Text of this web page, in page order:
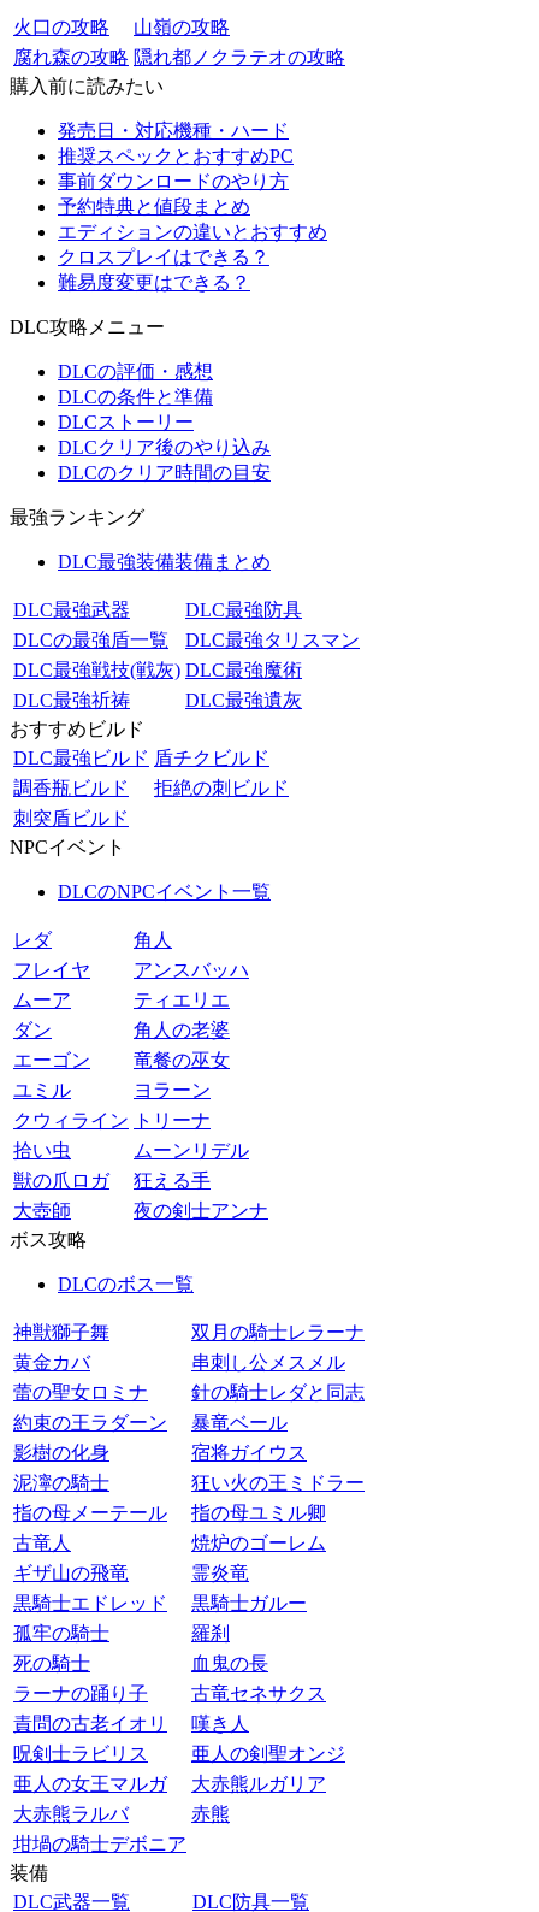
火口の攻略
山嶺の攻略
腐れ森の攻略 隠れ都ノクラテオの攻略
購入前に読みたい
発売日・対応機種・ハード
推奨スペックとおすすめPC
事前ダウンロードのやり方
予約特典と値段まとめ
エディションの違いとおすすめ
クロスプレイはできる？
難易度変更はできる？
DLC攻略メニュー
DLCの評価・感想
DLCの条件と準備
DLCストーリー
DLCクリア後のやり込み
DLCのクリア時間の目安
最強ランキング
DLC最強装備装備まとめ
DLC最強武器
DLC最強防具
DLCの最強盾一覧
DLC最強タリスマン
DLC最強戦技(戦灰) DLC最強魔術
DLC最強祈祷
DLC最強遺灰
おすすめビルド
DLC最強ビルド 盾チクビルド
調香瓶ビルド
拒絶の刺ビルド
刺突盾ビルド
NPCイベント
DLCのNPCイベント一覧
レダ
角人
フレイヤ
アンスバッハ
ムーア
ティエリエ
ダン
角人の老婆
エーゴン
竜餐の巫女
ユミル
ヨラーン
クウィライン
トリーナ
拾い虫
ムーンリデル
獣の爪ロガ
狂える手
大壺師
夜の剣士アンナ
ボス攻略
DLCのボス一覧
神獣獅子舞
双月の騎士レラーナ
黄金カバ
串刺し公メスメル
蕾の聖女ロミナ
針の騎士レダと同志
約束の王ラダーン
暴竜ベール
影樹の化身
宿将ガイウス
泥濘の騎士
狂い火の王ミドラー
指の母メーテール
指の母ユミル卿
古竜人
焼炉のゴーレム
ギザ山の飛竜
霊炎竜
黒騎士エドレッド
黒騎士ガルー
孤牢の騎士
羅刹
死の騎士
血鬼の長
ラーナの踊り子
古竜セネサクス
責問の古老イオリ
嘆き人
呪剣士ラビリス
亜人の剣聖オンジ
亜人の女王マルガ
大赤熊ルガリア
大赤熊ラルバ
赤熊
坩堝の騎士デボニア
装備
DLC武器一覧
DLC防具一覧